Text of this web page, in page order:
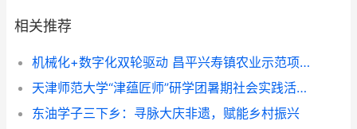
相关推荐
机械化+数字化双轮驱动 昌平兴寿镇农业示范项目展示培训成果
天津师范大学“津蕴匠师”研学团暑期社会实践活动纪实
东油学子三下乡：寻脉大庆非遗，赋能乡村振兴